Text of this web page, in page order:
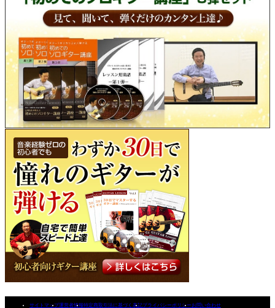
サイトマップ運営者情報特定商取引法に基づく表記プライバシーポリシーお問い合わせ